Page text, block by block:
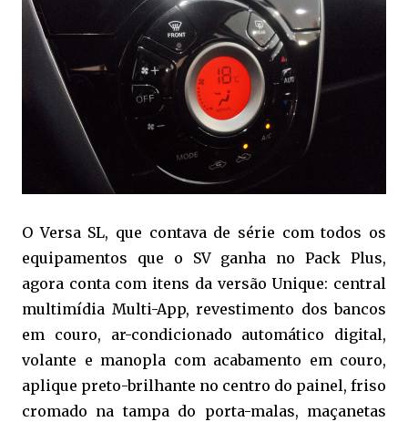
O Versa SL, que contava de série com todos os
equipamentos que o SV ganha no Pack Plus,
agora conta com itens da versão Unique: central
multimídia Multi-App, revestimento dos bancos
em couro, ar-condicionado automático digital,
volante e manopla com acabamento em couro,
aplique preto-brilhante no centro do painel, friso
cromado na tampa do porta-malas, maçanetas